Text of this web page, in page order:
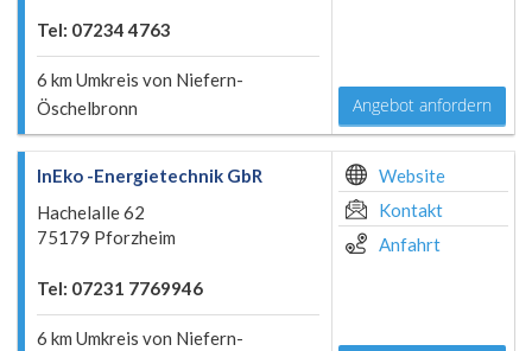
Tel: 07234 4763
6 km Umkreis von Niefern-
Öschelbronn
Angebot anfordern
InEko -Energietechnik GbR
Hachelalle 62
75179 Pforzheim
Tel: 07231 7769946
6 km Umkreis von Niefern-
Website
Kontakt
Anfahrt